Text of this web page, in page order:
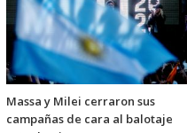
Massa y Milei cerraron sus
campañas de cara al balotaje